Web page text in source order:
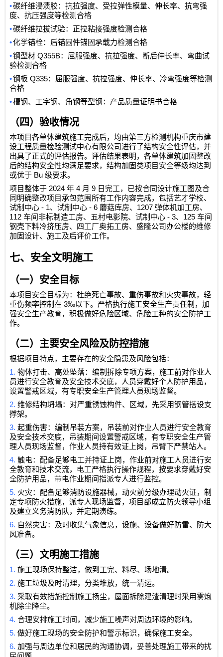
•碳纤维浸渍胶：抗拉强度、受拉弹性模量、伸长率、抗弯强
度、抗压强度等检测合格
•碳纤维拉拔试验：正拉粘接强度检测合格
•化学锚栓：后锚固件锚固承载力检测合格
•钢型材 Q355B：屈服强度、抗拉强度、断后伸长率、弯曲试
验检测合格
•钢板 Q335：屈服强度、抗拉强度、伸长率、冷弯强度等检测
合格
•槽钢、工字钢、角钢等型钢：产品质量证明书合格
（四）验收情况
本项目各单体建筑施工完成后，均由第三方检测机构重庆市建
设工程质量检验测试中心有限公司进行了结构安全性评估，并
出具了正式的评估报告。评估结果表明，各单体建筑加固整改
后的结构安全性均满足要求，结构加固类项目安全等级均达到
或优于 Bu级要求。
项目整体于 2024年4 月9 日完工，已按合同设计施工图及合
同明确整改项目承包范围所有工作内容完成，包括艺才学校、
试制中心- 1、试制中心- 6蘑菇库房、 1207弹体机加工房、
112 车间非标制造工房、五村电影院、试制中心- 3、 125 车间
钢壳下料冷挤压房、四工厂奥拓工房、盛隆公司办公楼的维修
加固设计、施工及后评价工作。
七、安全文明施工
（一）安全目标
本项目安全目标为：杜绝死亡事故、重伤事故和火灾事故，轻
重伤频率控制在 3‰以下。严格执行施工安全生产责任制，加
强安全生产教育，积极做好危险区域、危险工种的安全防护工
作。
（二）主要安全风险及防控措施
根据项目特点，主要存在的安全隐患及风险包括：
1.物体打击、高处坠落：编制拆除专项方案，施工前对作业人
员进行安全教育及安全技术交底，人员穿戴好个人防护用品，
设置警戒区域，有专职安全生产管理人员现场监督。
2.维修结构坍塌：对严重锈蚀构件、区域，先采用钢管搭设支
撑架。
3.起重伤害：编制吊装方案，吊装前对作业人员进行安全教育
及安全技术交底，吊装期间设置警戒区域，有专职安全生产管
理人员现场监督，作业人员持有效证上岗，吊臂下严禁站人。
4.触电：配备足够电工并持证上岗，作业前对施工人员进行安
全教育和技术交流，电工严格执行操作规程，按要求穿戴好安
全防护用品，带电作业期间指派专人进行监控。
5. 火灾：配备足够消防设施器械，动火前分级办理动火证，制
定专项防火措施，派专人现场监督，项目部成立防火领导小组
及建立义务消防队，并定期演练。
6. 自然灾害：及时收集气象信息，设施、设备做好防雷、防大
风准备。
（三）文明施工措施
1.施工现场保持整洁，做到工完、料尽、场地清。
2.施工垃圾及时清理，分类堆放，统一清运。
3.采取有效措施控制施工扬尘，屋面拆除建渣清理时采用雾炮
机除尘降尘。
4.合理安排施工时间，减少施工噪声对周边环境的影响。
5.做好施工现场的安全防护和警示标识，确保施工安全。
6.加强与周边单位和居民的沟通协调，妥善处理施工带来的扰